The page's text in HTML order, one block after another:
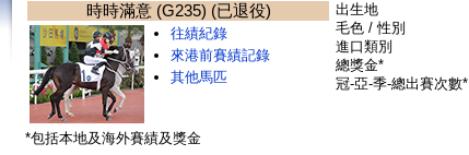
時時滿意 (G235) (已退役)
往績紀錄
來港前賽績記錄
其他馬匹
出生地
毛色 / 性別
進口類別
總獎金*
冠-亞-季-總出賽次數*
*包括本地及海外賽績及獎金